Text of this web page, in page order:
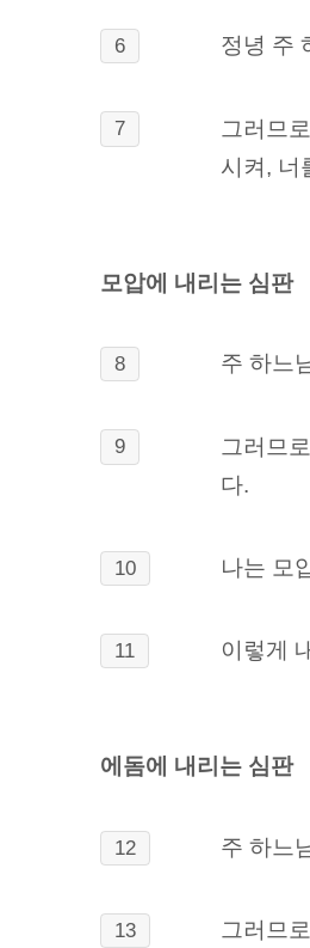
6 정녕 주
7 그러므
시켜, 너
모압에 내리는 심판
8 주 하느
9 그러므
다.
10 나는 모
11 이렇게
에돔에 내리는 심판
12 주 하느
13
그러므